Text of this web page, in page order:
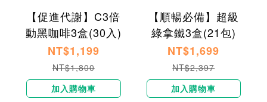
【促進代謝】C3倍
動黑咖啡3盒(30入)
NT$1,199
NT$1,800
加入購物車
【順暢必備】超級
綠拿鐵3盒(21包)
NT$1,699
NT$2,397
加入購物車